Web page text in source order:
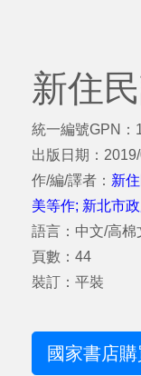
新住
統一編號GPN：
出版日期：
作/編/譯者： 新
美等作; 新北市
語言：中文/高棉
頁數：44
裝訂：平裝
國家書店購